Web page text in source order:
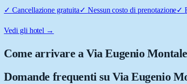
✓ Cancellazione gratuita✓ Nessun costo di prenotazione✓
Vedi gli hotel →
Come arrivare aVia Eugenio Montale
Domande frequenti su Via Eugenio